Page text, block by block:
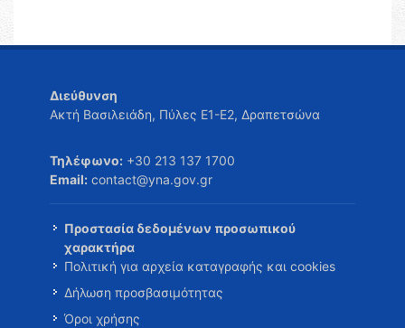
Διεύθυνση
Ακτή Βασιλειάδη, Πύλες Ε1-Ε2, Δραπετσώνα
Τηλέφωνο: +30 213 137 1700
Email: contact@yna.gov.gr
Προστασία δεδομένων προσωπικού
χαρακτήρα
Πολιτική για αρχεία καταγραφής και cookies
Δήλωση προσβασιμότητας
Όροι χρήσης